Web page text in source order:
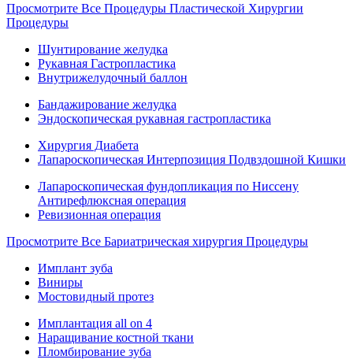
Просмотрите Все Процедуры Пластической Хирургии
Процедуры
Шунтирование желудка
Рукавная Гастропластика
Внутрижелудочный баллон
Бандажирование желудка
Эндоскопическая рукавная гастропластика
Хирургия Диабета
Лапароскопическая Интерпозиция Подвздошной Кишки
Лапароскопическая фундопликация по Ниссену
Антирефлюксная операция
Ревизионная операция
Просмотрите Все Бариатрическая хирургия Процедуры
Имплант зуба
Виниры
Мостовидный протез
Имплантация all on 4
Наращивание костной ткани
Пломбирование зуба